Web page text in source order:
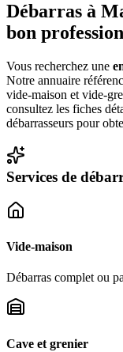
Débarras à
bon
Vous recherchez une
Notre annuaire
vide-maison et vide-
consultez les fiches
débarrasseurs pour
Services de
Vide-maison
Débarras complet ou
Cave et grenier